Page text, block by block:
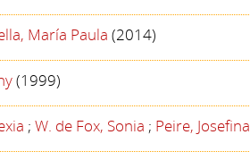
María Paula (2014)
(1999)
; W. de Fox, Sonia ; Peire, Josefina